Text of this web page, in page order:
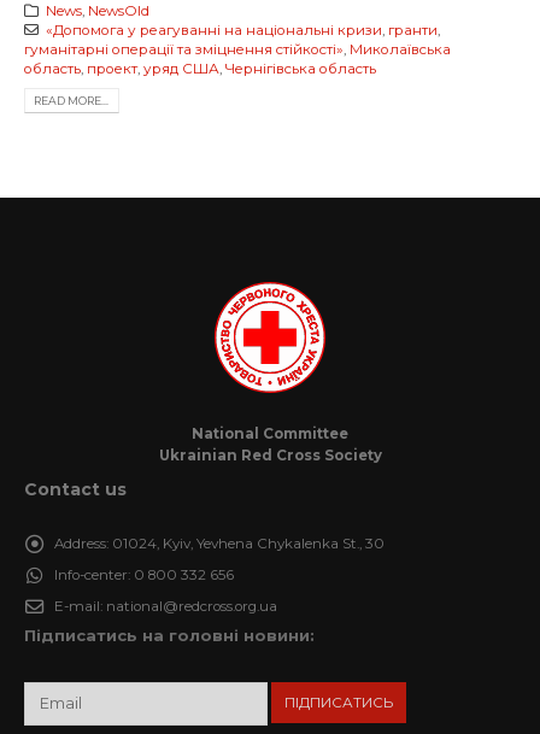
News, NewsOld
«Допомога у реагуванні на національні кризи гранти
гуманітарні операції та зміцнення стійкості» Миколаївська
область проект, уряд США Чернігівська область
READ MORE...
National Committee
Ukrainian Red Cross Society
Contact us
Address: 01024, Kyiv, Yevhena Chykalenka St., 30
Info-center: 0 800 332 656
E-mail: national@redcross.org.ua
Підписатись на головні новини: